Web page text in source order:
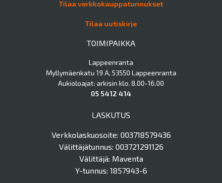
Tilaa verkkokauppatunnukset
Tilaa uutiskirje
TOIMIPAIKKA
Lappeenranta
Myllymäenkatu 19 A, 53550 Lappeenranta
Aukioloajat: arkisin klo. 8.00-16.00
05 5412 414
LASKUTUS
Verkkolaskuosoite: 003718579436
Välittäjätunnus: 003721291126
Välittäjä: Maventa
Y-tunnus: 1857943-6